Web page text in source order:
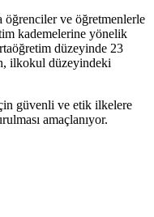
öğrenciler ve öğretmenlerle
kademelerine yönelik
düzeyinde 23
ilkokul düzeyindeki
güvenli ve etik ilkelere
amaçlanıyor.